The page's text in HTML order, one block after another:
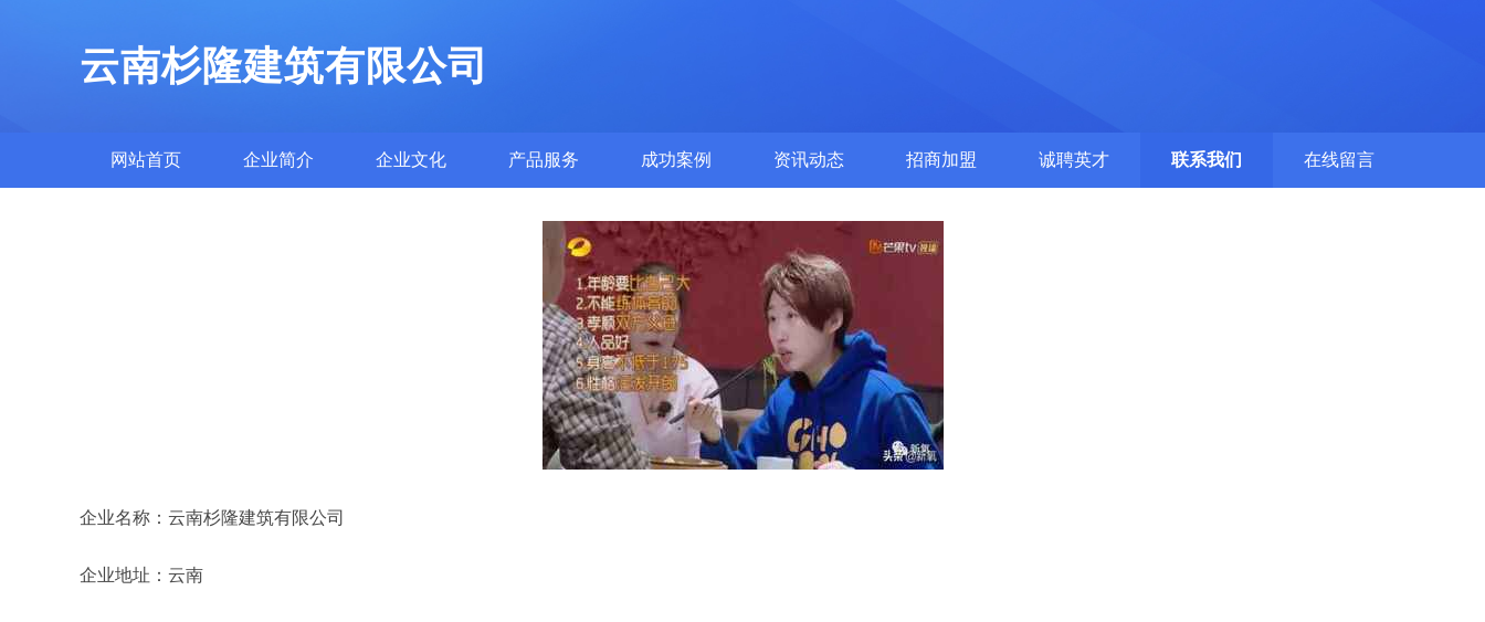
云南杉隆建筑有限公司
网站首页 企业简介 企业文化 产品服务 成功案例 资讯动态 招商加盟 诚聘英才 联系我们 在线留言
企业名称：云南杉隆建筑有限公司
企业地址：云南